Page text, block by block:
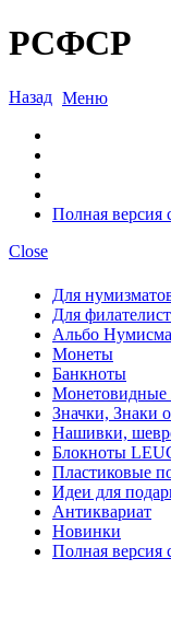
РСФСР
Назад Меню
Полная версия
Close
Для
Для
Альбо
Монеты
Банкноты
Значки, Знаки
Нашивки,
Блокноты
Пластиковые
Идеи для
Антиквариат
Новинки
Полная версия